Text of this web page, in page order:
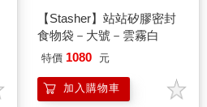
【Stasher】站站矽膠密封
食物袋－大號－雲霧白
特價 1080 元
加入購物車